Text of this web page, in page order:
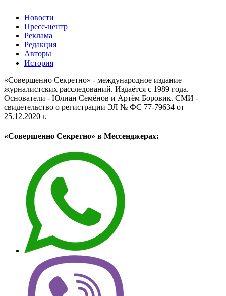
Новости
Пресс-центр
Реклама
Редакция
Авторы
История
«Совершенно Секретно» - международное издание
журналистских расследований. Издаётся с 1989 года.
Основатели - Юлиан Семёнов и Артём Боровик. CМИ -
свидетельство о регистрации ЭЛ № ФС 77-79634 от
25.12.2020 г.
«Совершенно Секретно» в Мессенджерах: